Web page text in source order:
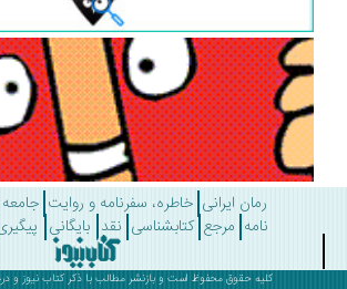
رمان ایرانی خاطره، سفرنامه و روایت جامعه شناسی
مرجع کتابشناسی نقد بایگانی پیگیری
کلیه حقوق محفوظ است و بازنشر مطالب با ذکرکتاب نیوز و درج لینک،